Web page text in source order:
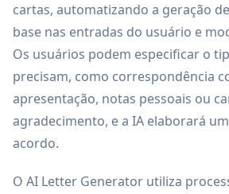
cartas, automatizando a geração
base nas entradas do usuário e
Os usuários podem especificar o
precisam, como correspondência
apresentação, notas pessoais ou
agradecimento, e a IA elaborará
acordo.
O AI Letter Generator utiliza